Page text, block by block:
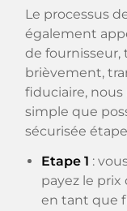
Le processus
également
de fournisseur,
brièvement,
fiduciaire, nous
simple que
sécurisée
Etape 1 :
payez le prix
en tant que